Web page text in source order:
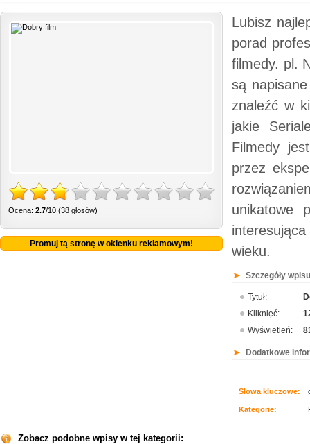
Ocena: 2.7/10 (38 głosów)
Promuj tą stronę w okienku reklamowym!
Lubisz
porad
filmedy. pl.
są
znaleźć w
jakie
Filmedy
przez
unikatowe
wieku.
Szczegóły
Tytuł:
Kliknięć:
Wyświetleń:
Dodatkowe
Słowa kluczowe:
Kategorie:
Zobacz podobne wpisy w tej kategorii: